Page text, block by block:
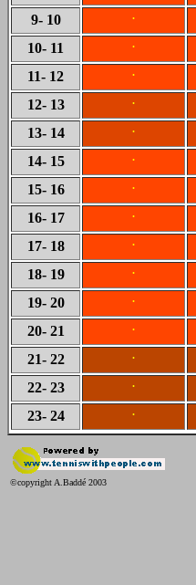
9- 10 .
10- 11 .
11- 12 .
12- 13 .
13- 14 .
14- 15 .
15- 16 .
16- 17 .
17- 18 .
18- 19 .
19- 20 .
20- 21 .
21- 22 .
22- 23 .
23- 24 .
©copyright A.Baddé 2003